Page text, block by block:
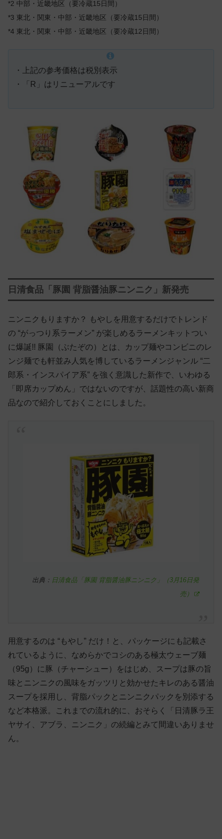
*2 中部・近畿地区（要冷蔵15日間）
*3 東北・関東・中部・近畿地区（要冷蔵15日間）
*4 東北・関東・中部・近畿地区（要冷蔵12日間）
・上記の参考価格は税別表示
・「R」はリニューアルです
日清食品「豚園 背脂醤油豚ニンニク」新発売
ニンニクもりますか？ もやしを用意するだけでトレンド
の “がっつり系ラーメン” が楽しめるラーメンキットつい
に爆誕!! 豚園（ぶたぞの）とは、カップ麺やコンビニのレ
ンジ麺でも軒並み人気を博しているラーメンジャンル “二
郎系・インスパイア系” を強く意識した新作で、いわゆる
「即席カップめん」ではないのですが、話題性の高い新商
品なので紹介しておくことにしました。
出典： 日清食品「豚園 背脂醤油豚ニンニク」（3月16日発
売）
用意するのは “もやし” だけ！と、パッケージにも記載さ
れているように、なめらかでコシのある極太ウェーブ麺
（95g）に豚（チャーシュー）をはじめ、スープは豚の旨
味とニンニクの風味をガッツリと効かせたキレのある醤油
スープを採用し、背脂パックとニンニクパックを別添する
など本格派。これまでの流れ的に、おそらく「日清豚ラ王
ヤサイ、アブラ、ニンニク」の続編とみて間違いありませ
ん。